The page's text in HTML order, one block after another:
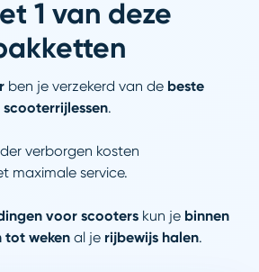
1 van deze
ben je verzekerd van de beste
scooterrijlessen.
verborgen kosten
maximale service.
voor scooters kun je binnen
tot weken al je rijbewijs halen.